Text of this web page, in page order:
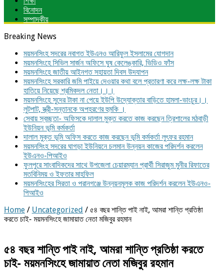
বিনোদন
সম্পাদকীয়
Breaking News
ময়মনসিংহ সদরের নবাগত ইউএনও আরিফুল ইসলামের যোগদান
ময়মনসিংহে সিভিল সার্জন অফিসে ঘুষ কেলেঙ্কারি, ভিডিও ফাঁস
ময়মনসিংহে জাতীয় আইনগত সহায়তা দিবস উদযাপন
ময়মনসিংহে সরকারি জমি পাইয়ে দেওয়ার কথা বলে প্রতারণা করে লক্ষ-লক্ষ টাকা
হাতিয়ে নিয়েছে শ্রমিকদল নেতা।।।
ময়মনসিংহে সুদের টাকা না পেয়ে ইউপি উদ্যোক্তার বাড়িতে হামলা-ভাংচুর।।
লুটপাট, স্ত্রী‌-সন্তানকে অপহরণের হুমকি ।
সেবায় স্বচ্ছতা- অফিসকে দালাল মুক্ত করতে কাজ করছেন ত্রিশালের মঠবাড়ী
ইউনিয়ন ভূমি কর্মকর্তা
দালাল মুক্ত ভূমি অফিস করতে কাজ করছেন ভূমি কর্মকর্তা লুৎফর রহমান
ময়মনসিংহ সদরের ঘাগড়া ইউনিয়নে চলমান উন্নয়ন কাজের পরিদর্শন করলেন
ইউএনও-পিআইও
ফুলপুরে সাংবাদিকদের সাথে উপজেলা চেয়ারম্যান প্রার্থী সিরাজুম মুনীর রিফাতের
মতবিনিময় ও ইফতার মাহফিল
ময়মনসিংহের সিরতা ও পরানগঞ্জে উন্নয়নমূলক কাজ পরিদর্শন করলেন ইউএনও-
পিআইও
Home / Uncategorized / ৫৪ বছর শান্তি পাই নাই, আমরা শান্তি প্রতিষ্ঠা
করতে চাই- ময়মনসিংহে জামায়াত নেতা মজিবুর রহমান
৫৪ বছর শান্তি পাই নাই, আমরা শান্তি প্রতিষ্ঠা করতে
চাই- ময়মনসিংহে জামায়াত নেতা মজিবুর রহমান